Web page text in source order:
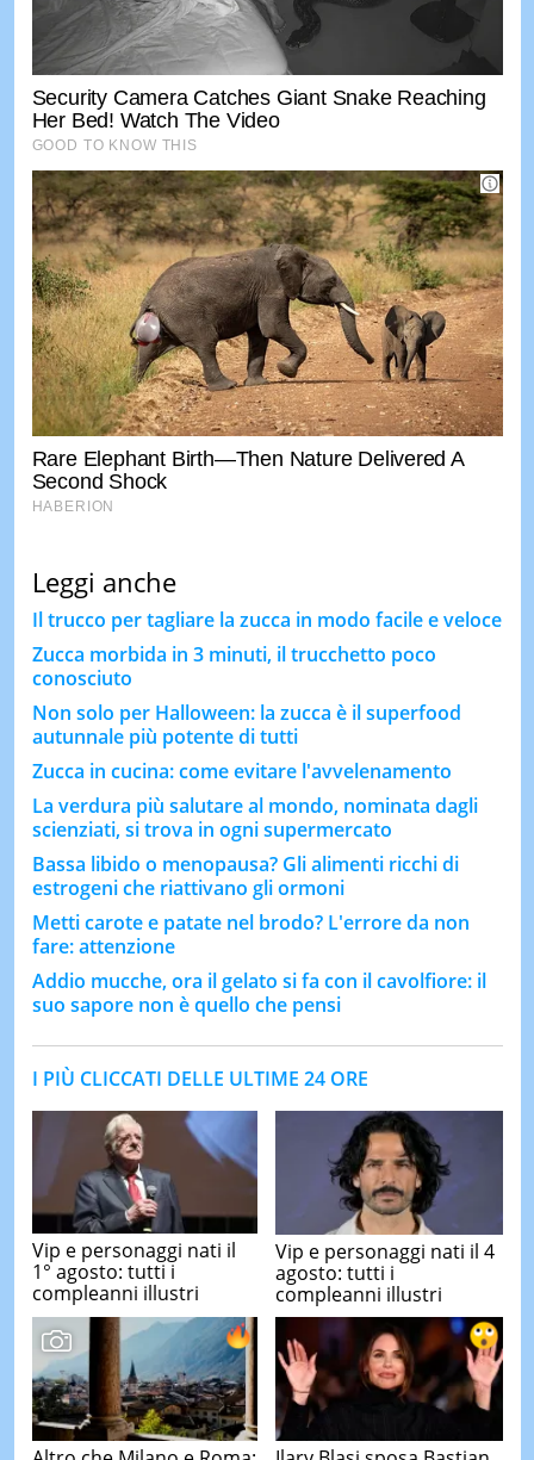
Leggi anche
Il trucco per tagliare la zucca in modo facile e veloce
Zucca morbida in 3 minuti, il trucchetto poco
conosciuto
Non solo per Halloween: la zucca è il superfood
autunnale più potente di tutti
Zucca in cucina: come evitare l'avvelenamento
La verdura più salutare al mondo, nominata dagli
scienziati, si trova in ogni supermercato
Bassa libido o menopausa? Gli alimenti ricchi di
estrogeni che riattivano gli ormoni
Metti carote e patate nel brodo? L'errore da non
fare: attenzione
Addio mucche, ora il gelato si fa con il cavolfiore: il
suo sapore non è quello che pensi
I PIÙ CLICCATI DELLE ULTIME 24 ORE
Vip e personaggi nati il
1° agosto: tutti i
compleanni illustri
Vip e personaggi nati il 4
agosto: tutti i
compleanni illustri